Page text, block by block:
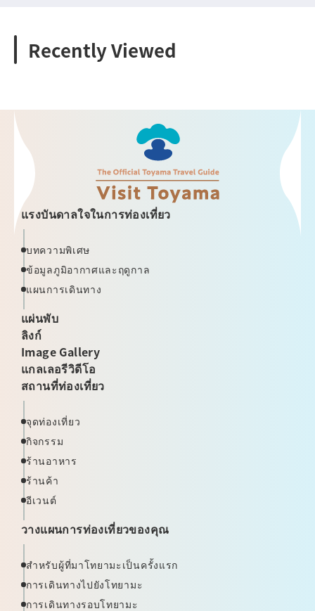
Recently Viewed
แรงบันดาลใจในการท่องเที่ยว
บทความพิเศษ
ข้อมูลภูมิอากาศและฤดูกาล
แผนการเดินทาง
แผ่นพับ
ลิงก์
Image Gallery
แกลเลอรีวิดีโอ
สถานที่ท่องเที่ยว
จุดท่องเที่ยว
กิจกรรม
ร้านอาหาร
ร้านค้า
อีเวนต์
วางแผนการท่องเที่ยวของคุณ
สำหรับผู้ที่มาโทยามะเป็นครั้งแรก
การเดินทางไปยังโทยามะ
การเดินทางรอบโทยามะ